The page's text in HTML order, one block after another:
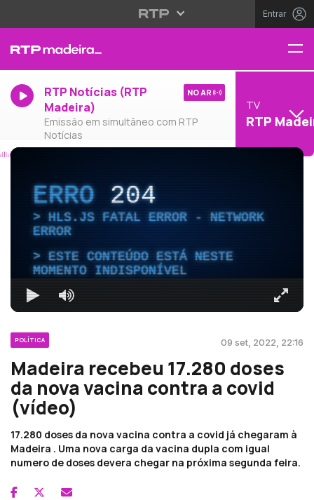
Entrar
RTP Notícias (RTP
Madeira)
Emissão em simultâneo com RTP
Notícias
NO AR
TV
RTP
ERRO204
HLS.JS FATAL ERROR - NETWORK
ERROR
ESTE CONTEÚDO ESTÁ NESTE
MOMENTO INDISPONÍVEL
POLÍTICA 09 set, 2022, 22:16
Madeira recebeu 17.280 doses
da nova vacina contra a covid
(vídeo)
17.280 doses da nova vacina contra a covid já chegaram à
Madeira . Uma nova carga da vacina dupla com igual
numero de doses devera chegar na próxima segunda feira.